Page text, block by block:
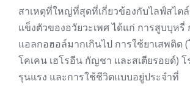
สาเหตุที่ใหญ่ที่สุดที่เกี่ยวข้องกับไลฟ์สไต
แข็งตัวของอวัยวะเพศ ได้แก่ การสูบบุหรี่
แอลกอฮอล์มากเกินไป การใช้ยาเสพติด (
โคเคน เฮโรอีน กัญชา และสเตียรอยด์)
รุนแรง และการใช้ชีวิตแบบอยู่ประจำที่